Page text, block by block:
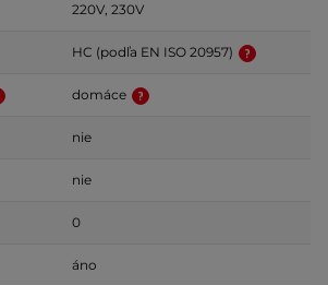
220V, 230V
HC (podľa EN ISO 20957)
domáce
nie
nie
0
áno